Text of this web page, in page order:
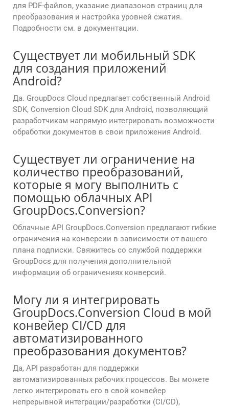
для PDF-файлов, указание диапазонов страниц для
преобразования и настройка уровней сжатия.
Подробности см. в документации.
Существует ли мобильный SDK
для создания приложений
Android?
Да. GroupDocs Cloud предлагает собственный Android
SDK, Conversion Cloud SDK для Android, позволяющий
разработчикам напрямую интегрировать возможности
обработки документов в свои приложения Android.
Существует ли ограничение на
количество преобразований,
которые я могу выполнить с
помощью облачных API
GroupDocs.Conversion?
Облачные API GroupDocs.Conversion предлагают гибкие
ограничения на конверсии в зависимости от вашего
плана подписки. Свяжитесь со службой поддержки
GroupDocs для получения дополнительной
информации об ограничениях конверсий.
Могу ли я интегрировать
GroupDocs.Conversion Cloud в мой
конвейер CI/CD для
автоматизированного
преобразования документов?
Да, API разработан для поддержки
автоматизированных рабочих процессов. Вы можете
легко интегрировать его в свой конвейер
непрерывной интеграции/разработки (CI/CD),